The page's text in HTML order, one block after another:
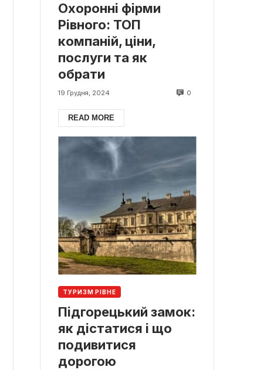
Охоронні фірми
Рівного: ТОП
компаній, ціни,
послуги та як
обрати
19 Грудня, 2024 0
READ MORE
ТУРИЗМ РІВНЕ
Підгорецький замок:
як дістатися і що
подивитися
дорогою